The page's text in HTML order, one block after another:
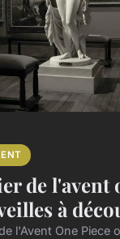
de l'avent
à
l'Avent One Piece